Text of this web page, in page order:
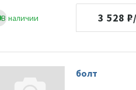
В наличии 3 528
болт